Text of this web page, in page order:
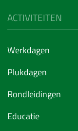
ACTIVITEITEN
Werkdagen
Plukdagen
Rondleidingen
Educatie